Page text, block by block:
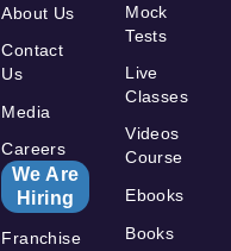
About Us
Contact
Us
Media
Careers
We Are
Hiring
Franchise
Mock
Tests
Live
Classes
Videos
Course
Ebooks
Books